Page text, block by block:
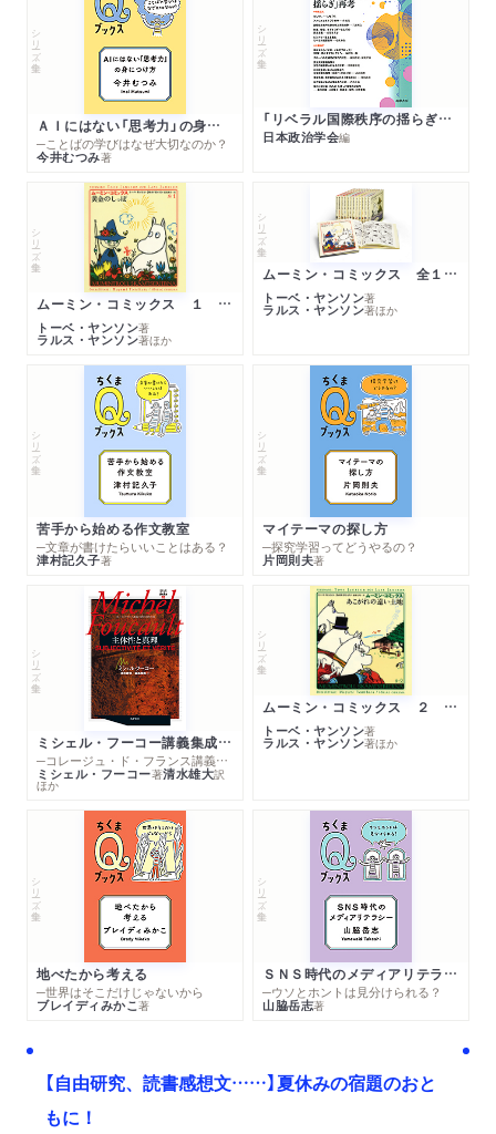
シリーズ・全集
ＡＩにはない「思考力」の身につけ方
─ことばの学びはなぜ大切なのか？
今井むつみ著
シリーズ・全集
「リベラル国際秩序の揺らぎ」再考 年報政治学２０２６‐Ⅰ
日本政治学会編
シリーズ・全集
ムーミン・コミックス １ 黄金のしっぽ
トーベ・ヤンソン著
ラルス・ヤンソン著ほか
シリーズ・全集
ムーミン・コミックス 全１４巻セット
トーベ・ヤンソン著
ラルス・ヤンソン著ほか
シリーズ・全集
苦手から始める作文教室
─文章が書けたらいいことはある？
津村記久子著
シリーズ・全集
マイテーマの探し方
─探究学習ってどうやるの？
片岡則夫著
シリーズ・全集
ミシェル・フーコー講義集成１０ 主体性と真理
─コレージュ・ド・フランス講義１９８０－１９８１年度
ミシェル・フーコー著清水雄大訳
ほか
シリーズ・全集
ムーミン・コミックス ２ あこがれの遠い土地
トーベ・ヤンソン著
ラルス・ヤンソン著ほか
シリーズ・全集
地べたから考える
─世界はそこだけじゃないから
ブレイディみかこ著
シリーズ・全集
ＳＮＳ時代のメディアリテラシー
─ウソとホントは見分けられる？
山脇岳志著
【自由研究、読書感想文……】夏休みの宿題のおと
もに！